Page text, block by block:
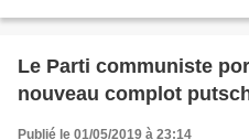
Le Parti communiste
nouveau complot
Publié le 01/05/2019 à 23:14